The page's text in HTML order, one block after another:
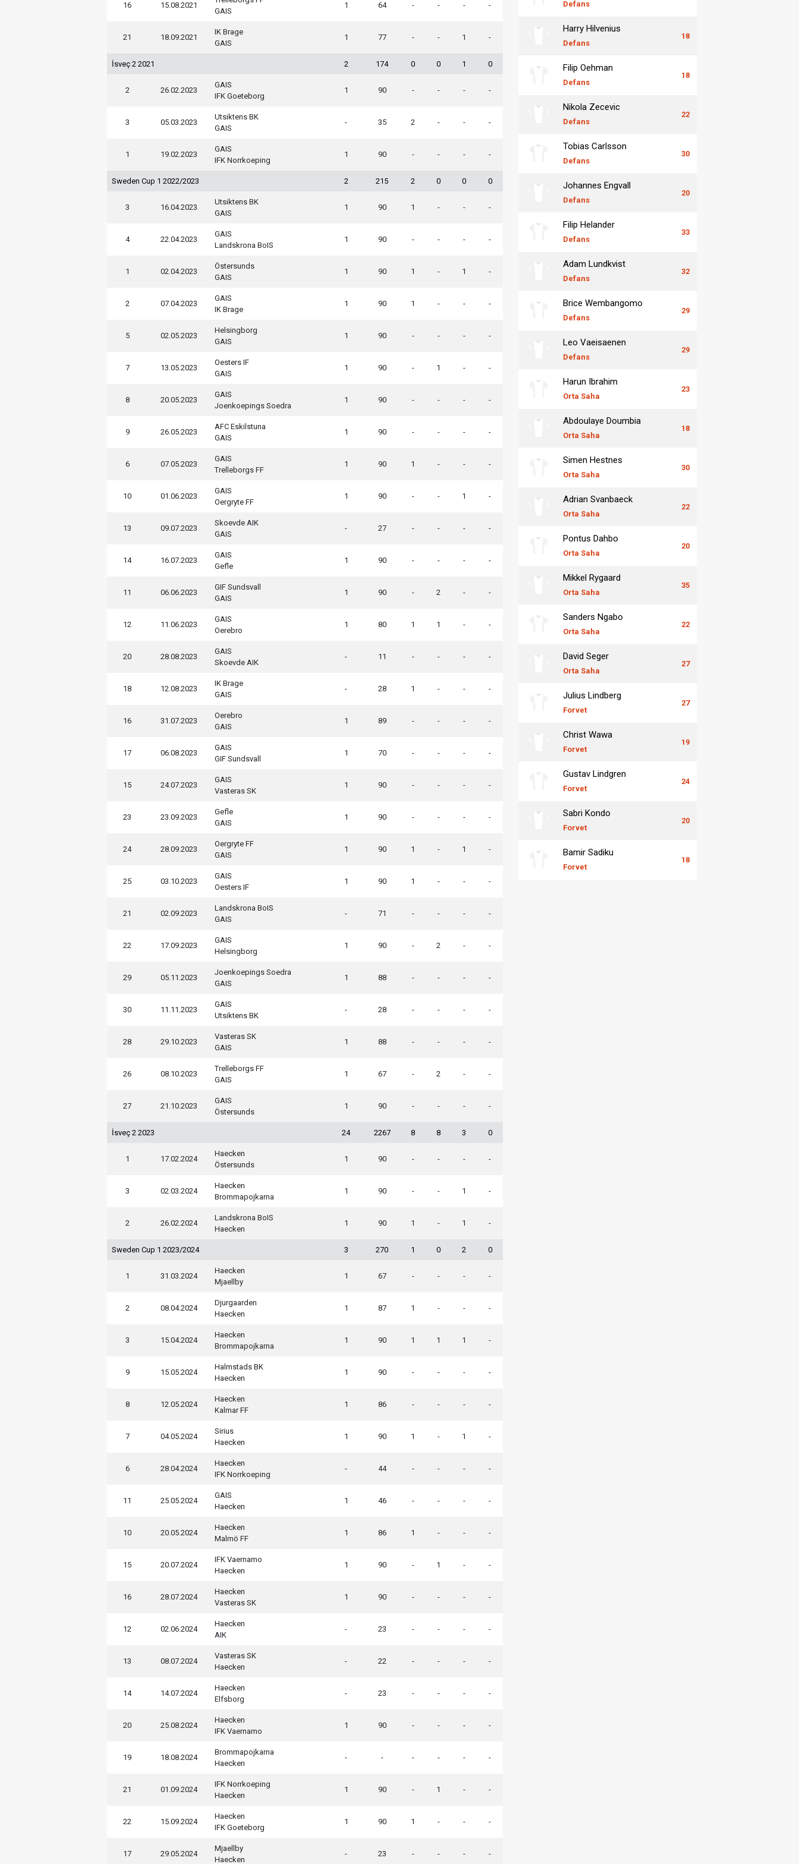
16 15.08.2021
GAIS
1 64 - - - -
21 18.09.2021
IK Brage
GAIS
1 77 - - 1 -
İsveç 2 2021 2 174 0 0 1 0
2 26.02.2023
GAIS
IFK Goeteborg
1 90 - - - -
3 05.03.2023
Utsiktens BK
GAIS
- 35 2 - - -
1 19.02.2023
GAIS
IFK Norrkoeping
1 90 - - - -
Sweden Cup 1 2022/2023 2 215 2 0 0 0
3 16.04.2023
Utsiktens BK
GAIS
1 90 1 - - -
4 22.04.2023
GAIS
Landskrona BoIS
1 90 - - - -
1 02.04.2023
Östersunds
GAIS
1 90 1 - 1 -
2 07.04.2023
GAIS
IK Brage
1 90 1 - - -
5 02.05.2023
Helsingborg
GAIS
1 90 - - - -
7 13.05.2023
Oesters IF
GAIS
1 90 - 1 - -
8 20.05.2023
GAIS
Joenkoepings Soedra
1 90 - - - -
9 26.05.2023
AFC Eskilstuna
GAIS
1 90 - - - -
6 07.05.2023
GAIS
Trelleborgs FF
1 90 1 - - -
10 01.06.2023
GAIS
Oergryte FF
1 90 - - 1 -
13 09.07.2023
Skoevde AIK
GAIS
- 27 - - - -
14 16.07.2023
GAIS
Gefle
1 90 - - - -
11 06.06.2023
GIF Sundsvall
GAIS
1 90 - 2 - -
12 11.06.2023
GAIS
Oerebro
1 80 1 1 - -
20 28.08.2023
GAIS
Skoevde AIK
- 11 - - - -
18 12.08.2023
IK Brage
GAIS
- 28 1 - - -
16 31.07.2023
Oerebro
GAIS
1 89 - - - -
17 06.08.2023
GAIS
GIF Sundsvall
1 70 - - - -
15 24.07.2023
GAIS
Vasteras SK
1 90 - - - -
23 23.09.2023
Gefle
GAIS
1 90 - - - -
24 28.09.2023
Oergryte FF
GAIS
1 90 1 - 1 -
25 03.10.2023
GAIS
Oesters IF
1 90 1 - - -
21 02.09.2023
Landskrona BoIS
GAIS
- 71 - - - -
22 17.09.2023
GAIS
Helsingborg
1 90 - 2 - -
29 05.11.2023
Joenkoepings Soedra
GAIS
1 88 - - - -
30 11.11.2023
GAIS
Utsiktens BK
- 28 - - - -
28 29.10.2023
Vasteras SK
GAIS
1 88 - - - -
26 08.10.2023
Trelleborgs FF
GAIS
1 67 - 2 - -
27 21.10.2023
GAIS
Östersunds
1 90 - - - -
İsveç 2 2023 24 2267 8 8 3 0
1 17.02.2024
Haecken
Östersunds
1 90 - - - -
3 02.03.2024
Haecken
Brommapojkarna
1 90 - - 1 -
2 26.02.2024
Landskrona BoIS
Haecken
1 90 1 - 1 -
Sweden Cup 1 2023/2024 3 270 1 0 2 0
1 31.03.2024
Haecken
Mjaellby
1 67 - - - -
2 08.04.2024
Djurgaarden
Haecken
1 87 1 - - -
3 15.04.2024
Haecken
Brommapojkarna
1 90 1 1 1 -
9 15.05.2024
Halmstads BK
Haecken
1 90 - - - -
8 12.05.2024
Haecken
Kalmar FF
1 86 - - - -
7 04.05.2024
Sirius
Haecken
1 90 1 - 1 -
6 28.04.2024
Haecken
IFK Norrkoeping
- 44 - - - -
11 25.05.2024
GAIS
Haecken
1 46 - - - -
10 20.05.2024
Haecken
Malmö FF
1 86 1 - - -
15 20.07.2024
IFK Vaernamo
Haecken
1 90 - 1 - -
16 28.07.2024
Haecken
Vasteras SK
1 90 - - - -
12 02.06.2024
Haecken
AIK
- 23 - - - -
13 08.07.2024
Vasteras SK
Haecken
- 22 - - - -
14 14.07.2024
Haecken
Elfsborg
- 23 - - - -
20 25.08.2024
Haecken
IFK Vaernamo
1 90 - - - -
19 18.08.2024
Brommapojkarna
Haecken
- - - - - -
21 01.09.2024
IFK Norrkoeping
Haecken
1 90 - 1 - -
22 15.09.2024
Haecken
IFK Goeteborg
1 90 1 - - -
17 29.05.2024
Mjaellby
Haecken
- 23 - - - -
Defans
Harry Hilvenius
Defans
18
Filip Oehman
Defans
18
Nikola Zecevic
Defans
22
Tobias Carlsson
Defans
30
Johannes Engvall
Defans
20
Filip Helander
Defans
33
Adam Lundkvist
Defans
32
Brice Wembangomo
Defans
29
Leo Vaeisaenen
Defans
29
Harun Ibrahim
Orta Saha
23
Abdoulaye Doumbia
Orta Saha
18
Simen Hestnes
Orta Saha
30
Adrian Svanbaeck
Orta Saha
22
Pontus Dahbo
Orta Saha
20
Mikkel Rygaard
Orta Saha
35
Sanders Ngabo
Orta Saha
22
David Seger
Orta Saha
27
Julius Lindberg
Forvet
27
Christ Wawa
Forvet
19
Gustav Lindgren
Forvet
24
Sabri Kondo
Forvet
20
Bamir Sadiku
Forvet
18